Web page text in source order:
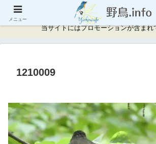
神奈川県周辺の野鳥情報と記録
当サイトにはプロモーションが含まれ
1210009
メニュー